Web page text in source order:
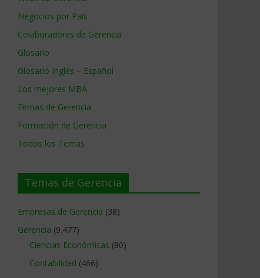
Negocios por País
Colaboradores de Gerencia
Glosario
Glosario Inglés – Español
Los mejores MBA
Firmas de Gerencia
Formación de Gerencia
Todos los Temas
Temas de Gerencia
Empresas de Gerencia (38)
Gerencia (9.477)
Ciencias Económicas (80)
Contabilidad (466)